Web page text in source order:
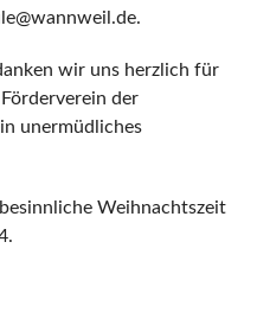
wir uns herzlich für
der
unermüdliches
Weihnachtszeit